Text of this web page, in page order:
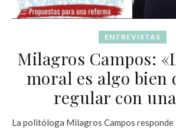
ENTREVISTAS
Milagros Campos:
moral es algo bien
regular con
La politóloga Milagros Campos responde